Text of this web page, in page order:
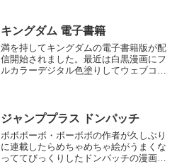
緒にそのメロディ...
キングダム 電子書籍
満を持してキングダムの電子書籍版が配
信開始されました。最近は白黒漫画にフ
ルカラーデジタル色塗りしてウェブコミ
む、というところまで来ま...
ジャンププラス ドンパッチ
ボボボーボ・ボーボボの作者が久しぶり
に連載したらめちゃめちゃ絵がうまくな
っててびっくりしたドンパッチの漫画が